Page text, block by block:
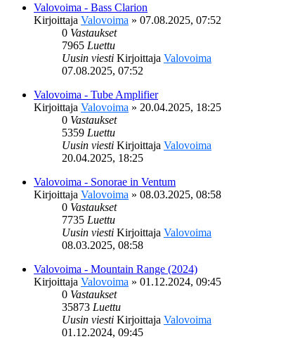
Valovoima - Bass Clarion
Kirjoittaja Valovoima » 07.08.2025, 07:52
0 Vastaukset
7965 Luettu
Uusin viesti Kirjoittaja Valovoima
07.08.2025, 07:52
Valovoima - Tube Amplifier
Kirjoittaja Valovoima » 20.04.2025, 18:25
0 Vastaukset
5359 Luettu
Uusin viesti Kirjoittaja Valovoima
20.04.2025, 18:25
Valovoima - Sonorae in Ventum
Kirjoittaja Valovoima » 08.03.2025, 08:58
0 Vastaukset
7735 Luettu
Uusin viesti Kirjoittaja Valovoima
08.03.2025, 08:58
Valovoima - Mountain Range (2024)
Kirjoittaja Valovoima » 01.12.2024, 09:45
0 Vastaukset
35873 Luettu
Uusin viesti Kirjoittaja Valovoima
01.12.2024, 09:45